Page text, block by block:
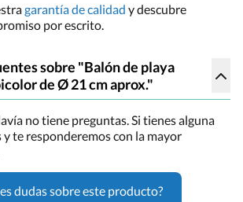
garantía de calidad y descubre
por escrito.
sobre "Balón de playa
de Ø 21 cm aprox."
no tiene preguntas. Si tienes alguna
te responderemos con la mayor
dudas sobre este producto?